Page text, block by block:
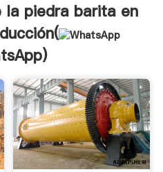
la piedra barita en
)